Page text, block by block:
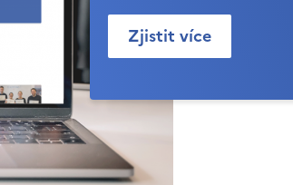
Zjistit více